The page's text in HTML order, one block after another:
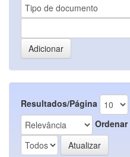
Resultados/Página
Ordenar